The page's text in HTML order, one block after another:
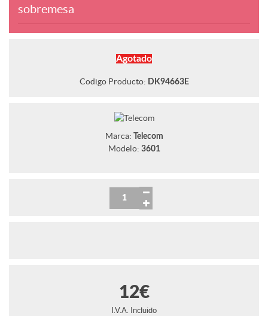
sobremesa
Agotado
Codigo Producto: DK94663E
Marca: Telecom
Modelo: 3601
12€
I.V.A. Incluido